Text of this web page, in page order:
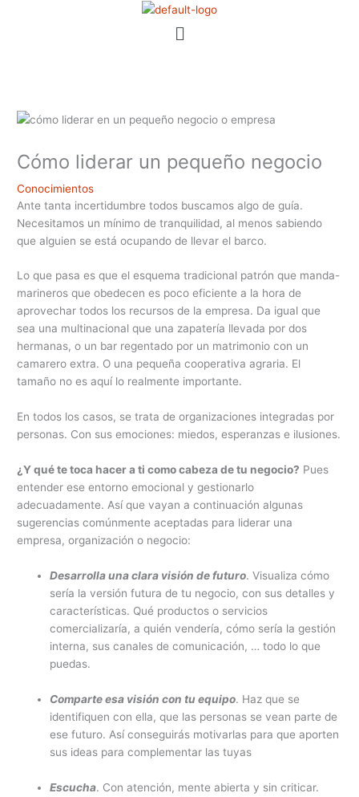
Menú
Cómo liderar un pequeño negocio
Conocimientos
Ante tanta incertidumbre todos buscamos algo de guía.
Necesitamos un mínimo de tranquilidad, al menos sabiendo
que alguien se está ocupando de llevar el barco.
Lo que pasa es que el esquema tradicional patrón que manda-
marineros que obedecen es poco eficiente a la hora de
aprovechar todos los recursos de la empresa. Da igual que
sea una multinacional que una zapatería llevada por dos
hermanas, o un bar regentado por un matrimonio con un
camarero extra. O una pequeña cooperativa agraria. El
tamaño no es aquí lo realmente importante.
En todos los casos, se trata de organizaciones integradas por
personas. Con sus emociones: miedos, esperanzas e ilusiones.
¿Y qué te toca hacer a ti como cabeza de tu negocio? Pues
entender ese entorno emocional y gestionarlo
adecuadamente. Así que vayan a continuación algunas
sugerencias comúnmente aceptadas para liderar una
empresa, organización o negocio:
Desarrolla una clara visión de futuro. Visualiza cómo
sería la versión futura de tu negocio, con sus detalles y
características. Qué productos o servicios
comercializaría, a quién vendería, cómo sería la gestión
interna, sus canales de comunicación, … todo lo que
puedas.
Comparte esa visión con tu equipo. Haz que se
identifiquen con ella, que las personas se vean parte de
ese futuro. Así conseguirás motivarlas para que aporten
sus ideas para complementar las tuyas
Escucha. Con atención, mente abierta y sin criticar.